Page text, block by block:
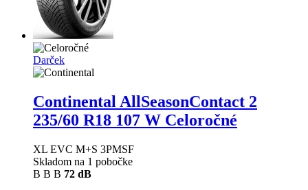
Darček
Continental AllSeasonContact 2
235/60 R18 107 W Celoročné
XL EVC M+S 3PMSF
Skladom na 1 pobočke
B B B 72 dB